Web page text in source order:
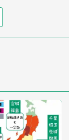
こね〟の内容に1.
まだしも...」「ハ
ック。隣席の青
悪い」 道端でバ
6.5万人戦慄